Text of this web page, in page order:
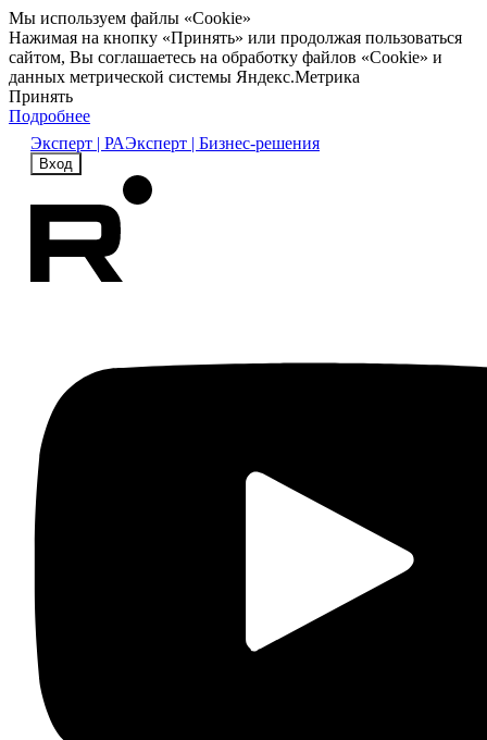
Мы используем файлы «Cookie»
Нажимая на кнопку «Принять» или продолжая пользоваться
сайтом, Вы соглашаетесь на обработку файлов «Cookie» и
данных метрической системы Яндекс.Метрика
Принять
Подробнее
Эксперт | РАЭксперт | Бизнес-решения
Вход